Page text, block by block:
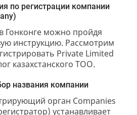
по регистрации компании
Гонконге можно пройдя
инструкцию. Рассмотрим
Private Limited
казахстанского ТОО.
названия компании
орган Companies
устанавливает